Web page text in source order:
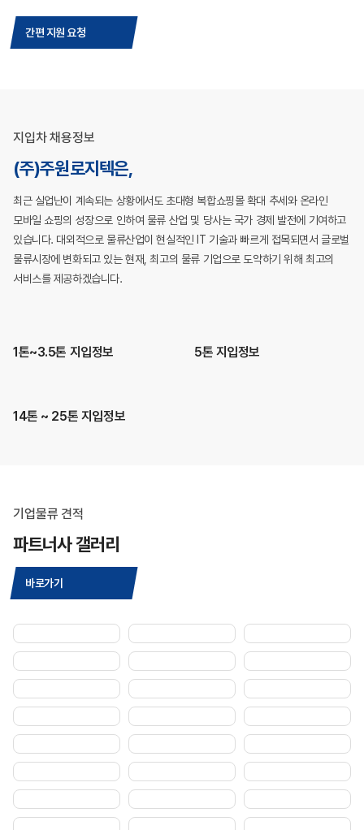
간편 지원 요청
지입차 채용정보
(주)주원로지텍은,
최근 실업난이 계속되는 상황에서도 초대형 복합쇼핑몰 확대 추세와 온라인
모바일 쇼핑의 성장으로 인하여 물류 산업 및 당사는 국가 경제 발전에 기여하고
있습니다. 대외적으로 물류산업이 현실적인 IT 기술과 빠르게 접목되면서 글로벌
물류시장에 변화되고 있는 현재, 최고의 물류 기업으로 도약하기 위해 최고의
서비스를 제공하겠습니다.
1톤~3.5톤 지입정보 5톤 지입정보
14톤 ~ 25톤 지입정보
기업물류 견적
파트너사 갤러리
바로가기